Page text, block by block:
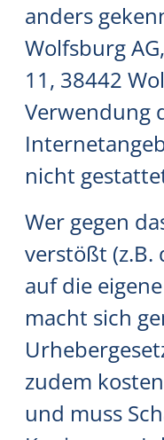
anders
Wolfsburg
11, 38442
Verwendung
nicht
Wer gegen
verstößt
auf die
macht sich
zudem
und muss